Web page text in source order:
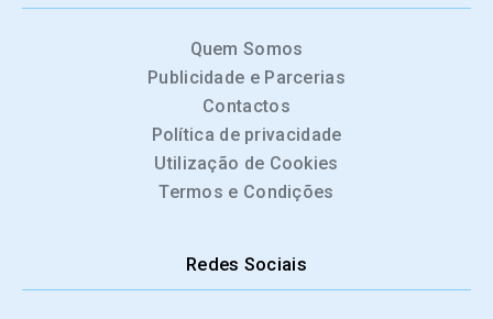
Quem Somos
Publicidade e Parcerias
Contactos
Política de privacidade
Utilização de Cookies
Termos e Condições
Redes Sociais